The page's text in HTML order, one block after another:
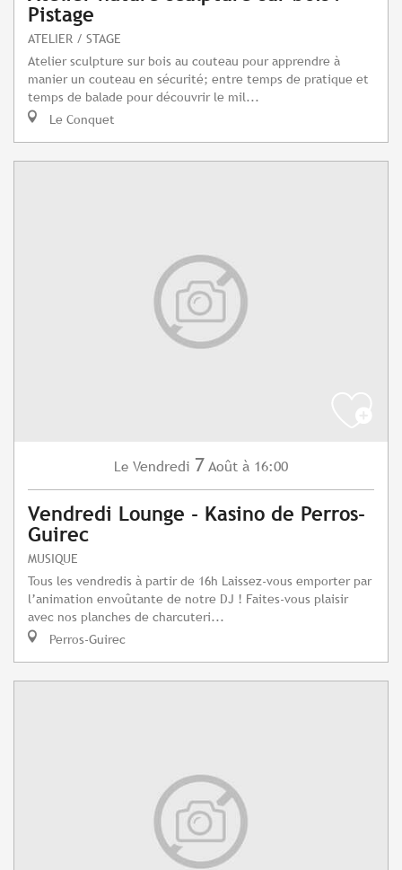
Pistage
ATELIER / STAGE
Atelier sculpture sur bois au couteau pour apprendre à
manier un couteau en sécurité; entre temps de pratique et
temps de balade pour découvrir le mil...
Le Conquet
Le Vendredi 7 Août à 16:00
Vendredi Lounge - Kasino de Perros-
Guirec
MUSIQUE
Tous les vendredis à partir de 16h Laissez-vous emporter par
l’animation envoûtante de notre DJ ! Faites-vous plaisir
avec nos planches de charcuteri...
Perros-Guirec